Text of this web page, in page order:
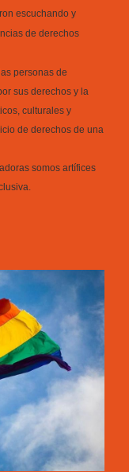
escuchando y
de derechos
personas de
sus derechos y la
culturales y
de derechos de una
somos artífices